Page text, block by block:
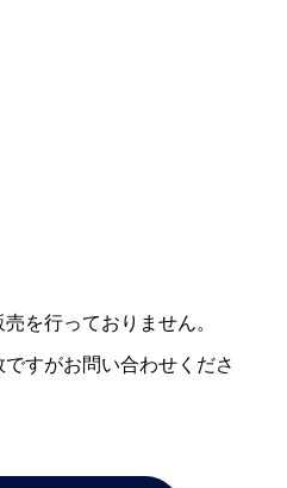
を行っておりません。
すがお問い合わせくださ